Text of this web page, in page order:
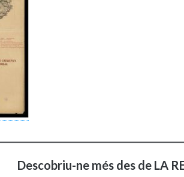
Descobriu-ne més des de LA